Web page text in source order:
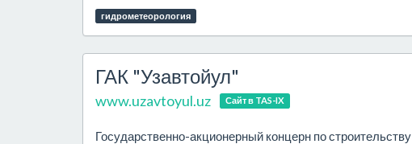
гидрометеорология
ГАК "Узавтойул"
www.uzavtoyul.uz Сайт в TAS-IX
Государственно-акционерный концерн по